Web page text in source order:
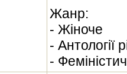
Жанр:
- Жіноче
- Антології
-